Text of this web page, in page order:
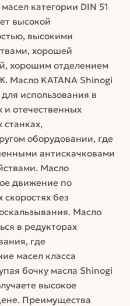
категории DIN 51
высокой
высокими
хорошей
хорошим отделением
Масло KATANA Shinogi
использования в
отечественных
оборудовании, где
антискачковами
Масло
движение по
без
Масло
в редукторах
где
масел класса
бочку масла Shinogi
высокое
Преимущества